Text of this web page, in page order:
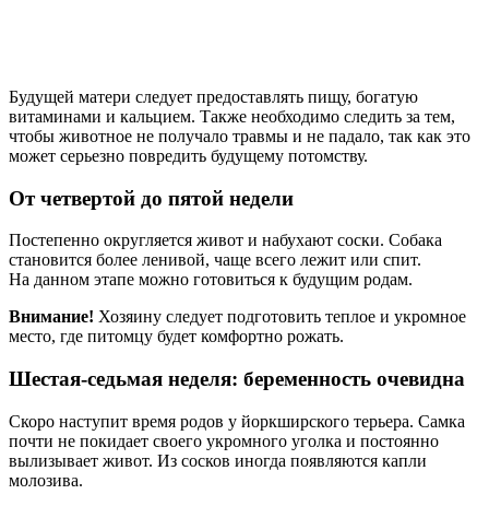
Будущей матери следует предоставлять пищу, богатую
витаминами и кальцием. Также необходимо следить за тем,
чтобы животное не получало травмы и не падало, так как это
может серьезно повредить будущему потомству.
От четвертой до пятой недели
Постепенно округляется живот и набухают соски. Собака
становится более ленивой, чаще всего лежит или спит.
На данном этапе можно готовиться к будущим родам.
Внимание! Хозяину следует подготовить теплое и укромное
место, где питомцу будет комфортно рожать.
Шестая-седьмая неделя: беременность очевидна
Скоро наступит время родов у йоркширского терьера. Самка
почти не покидает своего укромного уголка и постоянно
вылизывает живот. Из сосков иногда появляются капли
молозива.